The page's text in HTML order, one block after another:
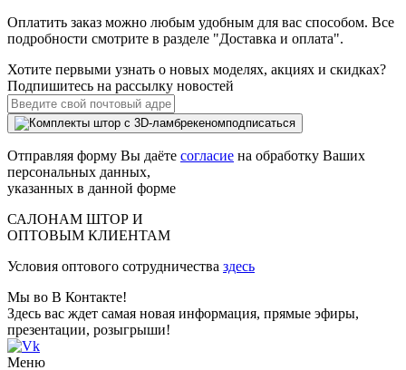
Оплатить заказ можно любым удобным для вас способом. Все
подробности смотрите в разделе "Доставка и оплата".
Хотите первыми узнать о новых моделях, акциях и скидках?
Подпишитесь на рассылку новостей
подписаться
Отправляя форму Вы даёте согласие на обработку Ваших
персональных данных,
указанных в данной форме
САЛОНАМ ШТОР И
ОПТОВЫМ КЛИЕНТАМ
Условия оптового сотрудничества здесь
Мы во В Контакте!
Здесь вас ждет самая новая информация, прямые эфиры,
презентации, розыгрыши!
Меню